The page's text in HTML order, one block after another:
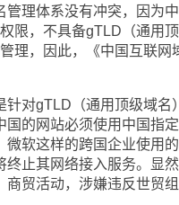
管理体系没有冲突，因为
限，不具备gTLD（通用
理，因此，《中国互联
gTLD（通用顶级域名
国的网站必须使用中国指
微软这样的跨国企业使用
终止其网络接入服务。显
商贸活动，涉嫌违反世贸组